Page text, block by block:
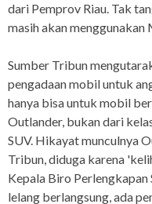
dari Pemprov Riau. Tak
masih akan
Sumber Tribun
pengadaan mobil untuk
hanya bisa untuk mobil
Outlander, bukan dari
SUV. Hikayat munculnya
Tribun, diduga karena
Kepala Biro
lelang berlangsung, ada